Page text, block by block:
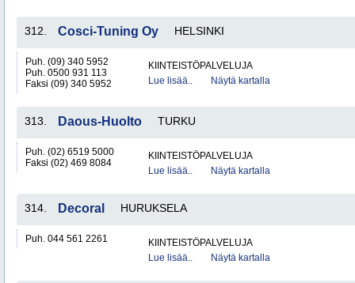
312. Cosci-Tuning Oy HELSINKI
Puh. (09) 340 5952
Puh. 0500 931 113
Faksi (09) 340 5952
KIINTEISTÖPALVELUJA
Lue lisää..
Näytä kartalla
313. Daous-Huolto TURKU
Puh. (02) 6519 5000
Faksi (02) 469 8084
KIINTEISTÖPALVELUJA
Lue lisää..
Näytä kartalla
314. Decoral HURUKSELA
Puh. 044 561 2261
KIINTEISTÖPALVELUJA
Lue lisää..
Näytä kartalla